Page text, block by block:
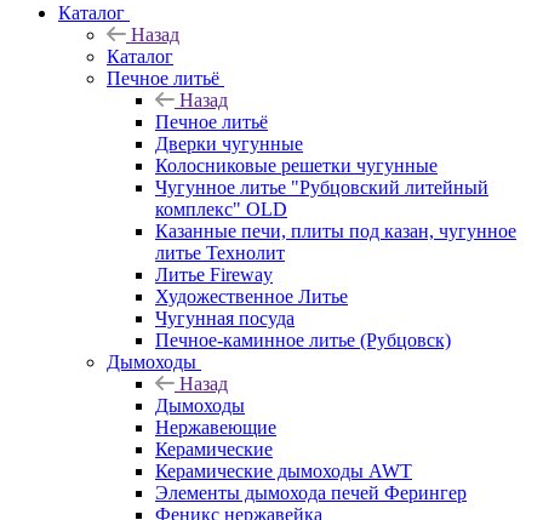
Каталог
Назад
Каталог
Печное литьё
Назад
Печное литьё
Дверки чугунные
Колосниковые решетки чугунные
Чугунное литье "Рубцовский литейный
комплекс" OLD
Казанные печи, плиты под казан, чугунное
литье Технолит
Литье Fireway
Художественное Литье
Чугунная посуда
Печное-каминное литье (Рубцовск)
Дымоходы
Назад
Дымоходы
Нержавеющие
Керамические
Керамические дымоходы AWT
Элементы дымохода печей Ферингер
Феникс нержавейка